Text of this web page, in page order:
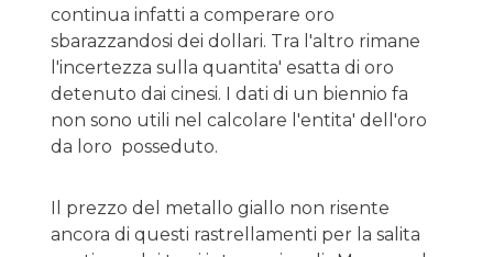
continua infatti a comperare oro
sbarazzandosi dei dollari. Tra l'altro rimane
l'incertezza sulla quantita' esatta di oro
detenuto dai cinesi. I dati di un biennio fa
non sono utili nel calcolare l'entita' dell'oro
da loro posseduto.
Il prezzo del metallo giallo non risente
ancora di questi rastrellamenti per la salita